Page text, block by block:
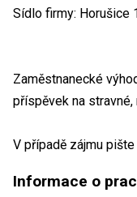
Sídlo firmy: Horušice
Zaměstnanecké
příspěvek na
V případě zájmu
Informace o